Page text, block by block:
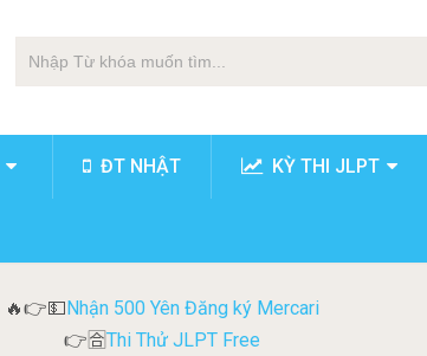
ĐT NHẬT KỲ THI JLPT
🔥👉💵Nhận 500 Yên Đăng ký Mercari
👉🈴Thi Thử JLPT Free